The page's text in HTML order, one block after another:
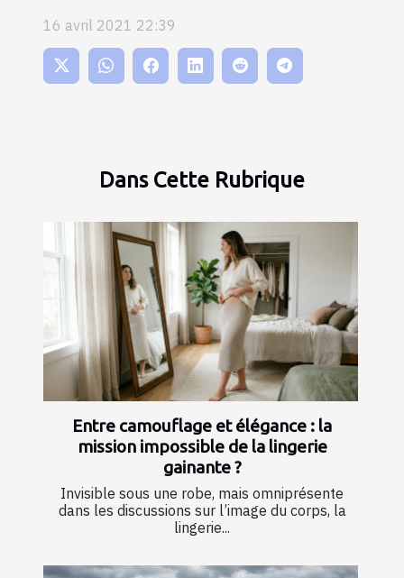
16 avril 2021 22:39
Dans Cette Rubrique
Entre camouflage et élégance : la
mission impossible de la lingerie
gainante ?
Invisible sous une robe, mais omniprésente
dans les discussions sur l’image du corps, la
lingerie...